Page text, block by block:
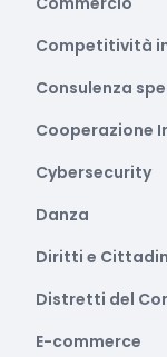
Competitività
Consulenza
Cooperazione
Cybersecurity
Danza
Diritti e
Distretti del
E-commerce